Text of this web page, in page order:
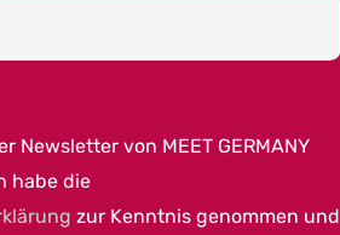
Newsletter von MEET GERMANY
habe die
zur Kenntnis genommen und